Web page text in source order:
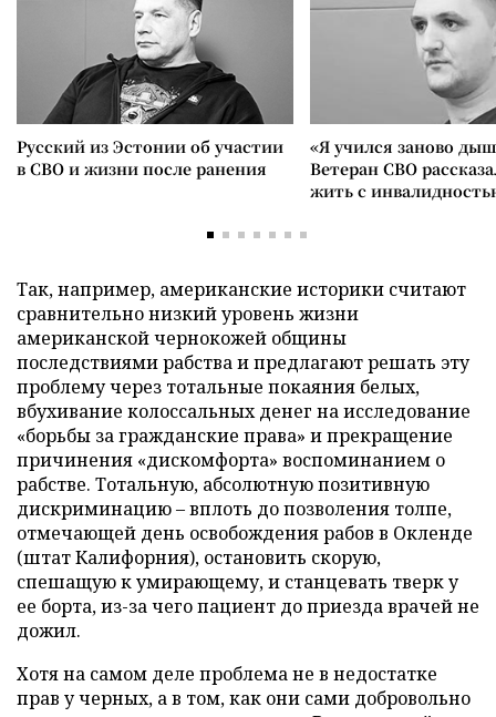
Русский из Эстонии об участии
в СВО и жизни после ранения
«Я учился заново
Ветеран СВО
жить с
Так, например, американские историки считают
сравнительно низкий уровень жизни
американской чернокожей общины
последствиями рабства и предлагают решать эту
проблему через тотальные покаяния белых,
вбухивание колоссальных денег на исследование
«борьбы за гражданские права» и прекращение
причинения «дискомфорта» воспоминанием о
рабстве. Тотальную, абсолютную позитивную
дискриминацию – вплоть до позволения толпе,
отмечающей день освобождения рабов в Окленде
(штат Калифорния), остановить скорую,
спешащую к умирающему, и станцевать тверк у
ее борта, из-за чего пациент до приезда врачей не
дожил.
Хотя на самом деле проблема не в недостатке
прав у черных, а в том, как они сами добровольно